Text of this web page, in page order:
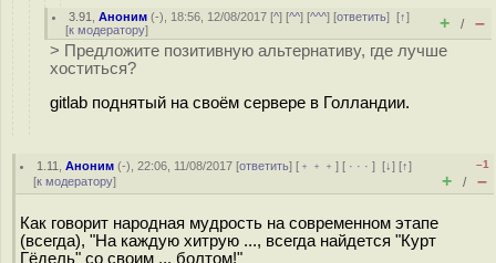
3.91 ,Аноним (-), 18:56, 12/08/2017 [^] [^^] [^^^] [ответить][↑]
[к модератору] + / –
> Предложите позитивную альтернативу, где лучше
хоститься?
gitlab поднятый на своём сервере в Голландии.
1.11 ,Аноним (-), 22:06, 11/08/2017 [ответить] [ ﹢﹢﹢] [ · · ·][↓] [↑]
[к модератору]
–1
+ / –
Как говорит народная мудрость на современном этапе
(всегда), "На каждую хитрую ..., всегда найдется "Курт
Гёдель" со своим ... болтом!"